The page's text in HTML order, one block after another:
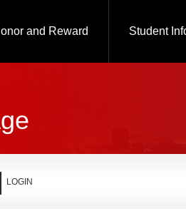
and Reward Student
LOGIN